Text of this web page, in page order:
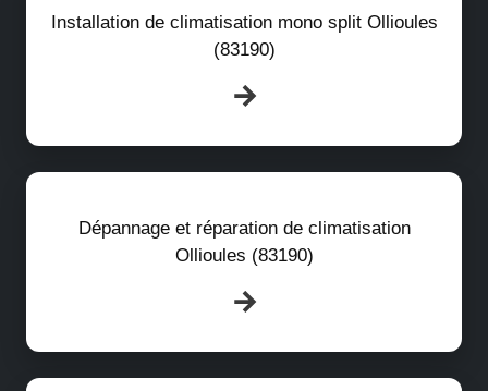
Installation de climatisation mono split Ollioules
(83190)
Dépannage et réparation de climatisation
Ollioules (83190)